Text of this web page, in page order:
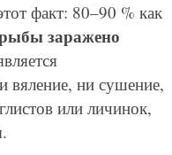
факт: 80–90 % как
заражено
ни сушение,
или личинок,